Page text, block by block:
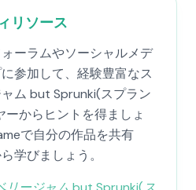
リソース
ーラムやソーシャルメデ
参加して、経験豊富なス
ャム but Sprunki(スプラン
ーからヒントを得ましょ
で自分の作品を共有
学びましょう。